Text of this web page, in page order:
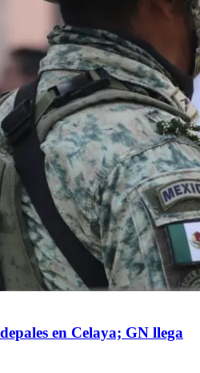
en Celaya; GN llega